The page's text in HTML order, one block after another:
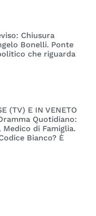
Chiusura
Bonelli. Ponte
che riguarda
(TV) E IN VENETO
Quotidiano:
Medico di Famiglia.
Bianco? È